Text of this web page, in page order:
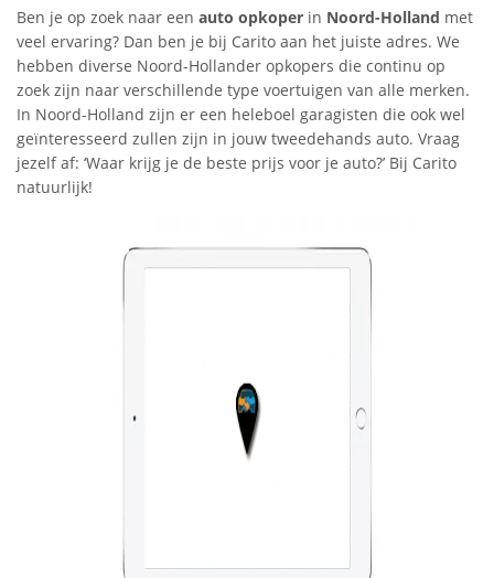
Ben je op zoek naar een auto opkoper in Noord-Holland met
veel ervaring? Dan ben je bij Carito aan het juiste adres. We
hebben diverse Noord-Hollander opkopers die continu op
zoek zijn naar verschillende type voertuigen van alle merken.
In Noord-Holland zijn er een heleboel garagisten die ook wel
geïnteresseerd zullen zijn in jouw tweedehands auto. Vraag
jezelf af: ‘Waar krijg je de beste prijs voor je auto?’ Bij Carito
natuurlijk!